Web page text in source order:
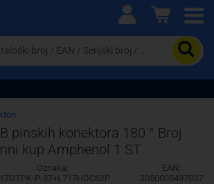
asortiman proizvoda i
pinskih konektora 180 ° Broj
kup Amphenol 1 ST
Oznaka:
P-37+L717HDC62P
EAN:
2050005497037